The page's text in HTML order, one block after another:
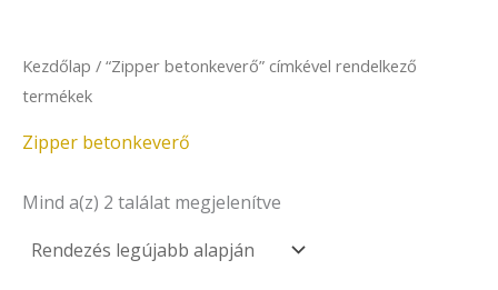
Kezdőlap / “Zipper betonkeverő” címkével rendelkező
termékek
Zipper betonkeverő
Mind a(z) 2 találat megjelenítve